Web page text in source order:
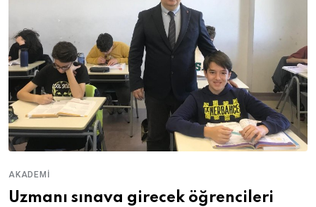
AKADEMI
Uzmanı sınava girecek öğrencileri